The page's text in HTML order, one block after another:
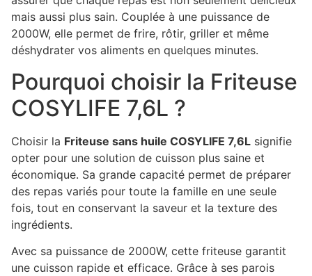
mais aussi plus sain. Couplée à une puissance de
2000W, elle permet de frire, rôtir, griller et même
déshydrater vos aliments en quelques minutes.
Pourquoi choisir la Friteuse
COSYLIFE 7,6L ?
Choisir la Friteuse sans huile COSYLIFE 7,6L signifie
opter pour une solution de cuisson plus saine et
économique. Sa grande capacité permet de préparer
des repas variés pour toute la famille en une seule
fois, tout en conservant la saveur et la texture des
ingrédients.
Avec sa puissance de 2000W, cette friteuse garantit
une cuisson rapide et efficace. Grâce à ses parois